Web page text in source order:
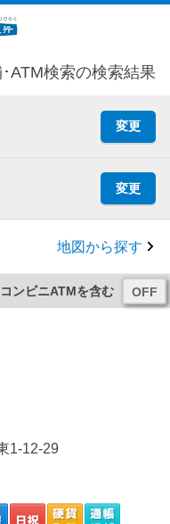
ATM検索の検索結果
変更
変更
地図から探す
コンビニATMを含む
1-12-29